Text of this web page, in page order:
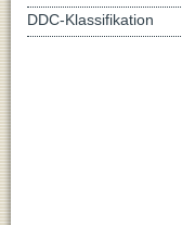
DDC-Klassifikation